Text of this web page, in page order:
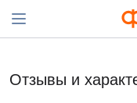
Отзывы и